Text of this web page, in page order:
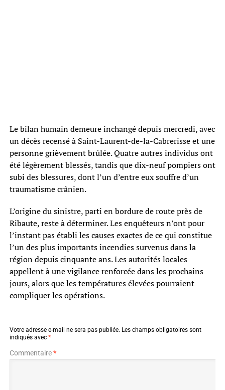
Le bilan humain demeure inchangé depuis mercredi, avec
un décès recensé à Saint-Laurent-de-la-Cabrerisse et une
personne grièvement brûlée. Quatre autres individus ont
été légèrement blessés, tandis que dix-neuf pompiers ont
subi des blessures, dont l’un d’entre eux souffre d’un
traumatisme crânien.
L’origine du sinistre, parti en bordure de route près de
Ribaute, reste à déterminer. Les enquêteurs n’ont pour
l’instant pas établi les causes exactes de ce qui constitue
l’un des plus importants incendies survenus dans la
région depuis cinquante ans. Les autorités locales
appellent à une vigilance renforcée dans les prochains
jours, alors que les températures élevées pourraient
compliquer les opérations.
Votre adresse e-mail ne sera pas publiée. Les champs obligatoires sont
indiqués avec *
Commentaire*